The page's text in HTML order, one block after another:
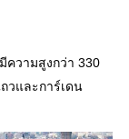
ความสูงกว่า 330
วและการ์เดน